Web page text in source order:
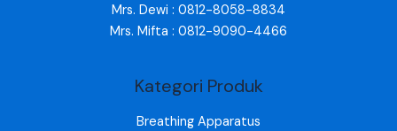
Mrs. Dewi : 0812-8058-8834
Mrs. Mifta : 0812-9090-4466
Kategori Produk
Breathing Apparatus